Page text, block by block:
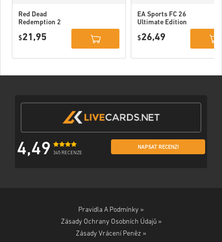
Red Dead
Redemption 2
$21,95
EA Sports FC 26
Ultimate Edition
Series X|S
$26,49
4,49 345 RECENZE
NAPSAT RECENZI
Pravidla A Podmínky »
Zásady Ochrany Osobních Údajů »
Zásady Vrácení Peněz »